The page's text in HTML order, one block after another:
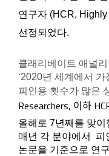
연구자 (HCR,
선정되었다.
클래리베이트 애널
‘2020년 세계에서 가
피인용 횟수가 많은
Researchers, 이하
올해로 7년째를 맞
매년 각 분야에서 피
논문을 기준으로 연